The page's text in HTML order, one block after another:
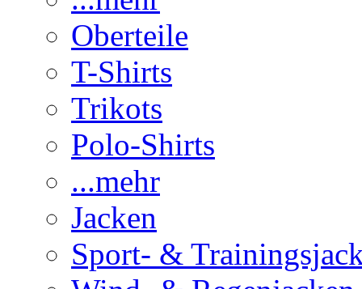
Oberteile
T-Shirts
Trikots
Polo-Shirts
...mehr
Jacken
Sport- &